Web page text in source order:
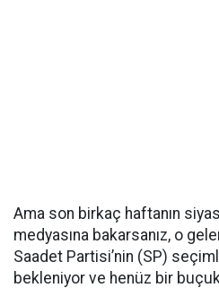
Ama son birkaç haftanın
medyasına bakarsanız, o
Saadet Partisi’nin (SP)
bekleniyor ve henüz bir buçuk